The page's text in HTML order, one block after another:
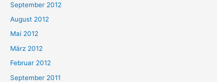
September 2012
August 2012
Mai 2012
März 2012
Februar 2012
September 2011